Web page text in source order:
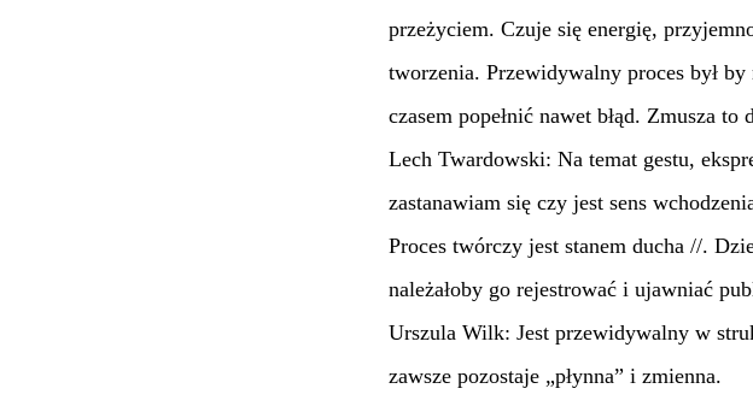
przeżyciem. Czuje się energię,
tworzenia. Przewidywalny proces był
czasem popełnić nawet błąd. Zmusza
Lech Twardowski: Na temat gestu,
zastanawiam się czy jest sens
Proces twórczy jest stanem ducha //.
należałoby go rejestrować i ujawniać
Urszula Wilk: Jest przewidywalny w
zawsze pozostaje „płynna” i zmienna.